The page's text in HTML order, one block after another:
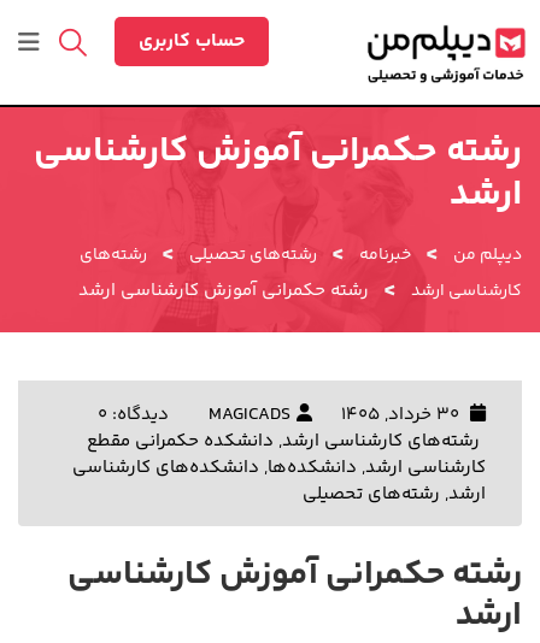
به
محتوا
حساب کاربری
رشته حکمرانی آموزش کارشناسی
ارشد
دیپلم من > خبرنامه > رشته‌های تحصیلی >
رشته‌های
کارشناسی ارشد > رشته حکمرانی آموزش کارشناسی ارشد
MAGICADS
دیدگاه: 0
رشته‌های کارشناسی ارشد, دانشکده حکمرانی مقطع
کارشناسی ارشد, دانشکده‌ها, دانشکده‌های کارشناسی
ارشد, رشته‌های تحصیلی
رشته حکمرانی آموزش کارشناسی
ارشد